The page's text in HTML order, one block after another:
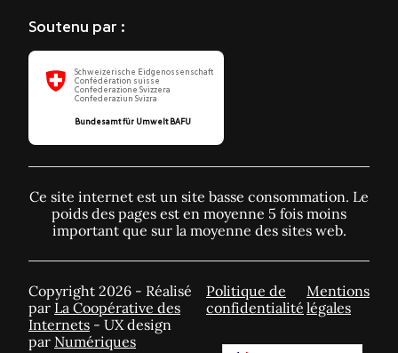
Soutenu par :
Schweizerische Eidgenossenschaft
Confédération suisse
Confederazione Svizzera
Confederaziun Svizra
Bundesamt für Umwelt BAFU
Ce site internet est un site basse consommation. Le
poids des pages est en moyenne 5 fois moins
important que sur la moyenne des sites web.
Copyright 2026 - Réalisé
par La Coopérative des
Internets - UX design
par Numériques
Politique de
confidentialité
Mentions
légales